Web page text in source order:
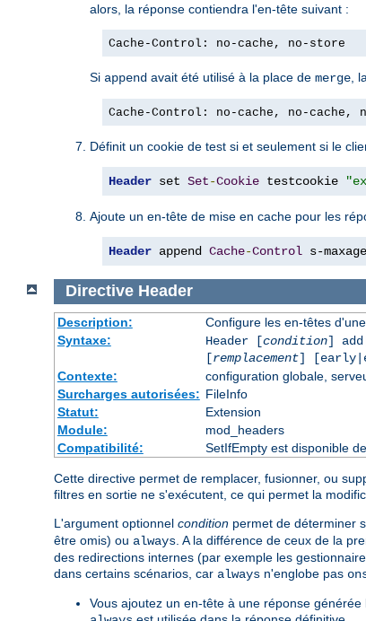
alors, la réponse contiendra l'en-tête suivant :
Cache-Control: no-cache, no-store
Si append avait été utilisé à la place de merge ,
Cache-Control: no-cache, no-cache,
Définit un cookie de test si et seulement si le
Header set Set-Cookie testcookie
Ajoute un en-tête de mise en cache pour les
Header append Cache-Control s-maxage
Directive Header
Description:
Configure les en-têtes
Syntaxe:
Header [condition]
[remplacement]
Contexte:
configuration globale,
Surcharges autorisées: FileInfo
Statut:
Extension
Module:
mod_headers
Compatibilité:
SetIfEmpty est disponible
Cette directive permet de remplacer, fusionner, ou
filtres en sortie ne s'exécutent, ce qui permet la
L'argument optionnel condition permet de déterminer
être omis) ou always . A la différence de ceux de la
des redirections internes (par exemple les
dans certains scénarios, car always n'englobe pas
Vous ajoutez un en-tête à une réponse